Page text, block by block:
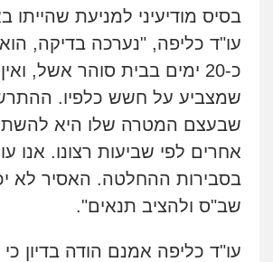
בסיס מודיעיני למניעת שהייתו
עו"ד כליפה, "נערכה בדיקה,
כ-20 ימים בבית סוהר אשל,
שמצביע על חשש כלפיו.
שבעצם המטרה שלו היא
אחרים לפי שביעות רצונו. אנו
בסבירות ההחלטה. האסיר לא
שב"ס ולהציב תנאים".
עו"ד כליפה אמנם הודה בדיון